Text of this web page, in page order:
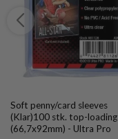
Soft penny/card sleeves
(Klar)100 stk. top-loading
(66,7x92mm) - Ultra Pro